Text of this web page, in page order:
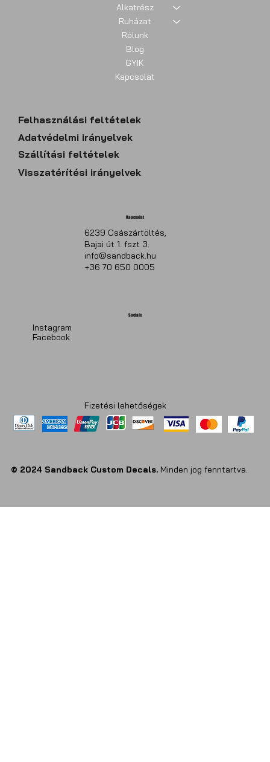
Alkatrész
Ruházat
Rólunk
Blog
GYIK
Kapcsolat
Felhasználási feltételek
​Adatvédelmi irányelvek
Szállítási feltételek
Visszatérítési irányelvek
Kapcsolat
6239 Császártöltés,
Bajai út 1. fszt 3.
info@sandback.hu
+36 70 650 0005
Socials
Instagram
Facebook
Fizetési lehetőségek
© 2024 Sandback Custom Decals. Minden jog fenntartva.